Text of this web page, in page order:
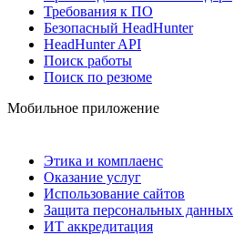
Требования к ПО
Безопасный HeadHunter
HeadHunter API
Поиск работы
Поиск по резюме
Мобильное приложение
Этика и комплаенс
Оказание услуг
Использование сайтов
Защита персональных данных
ИТ аккредитация